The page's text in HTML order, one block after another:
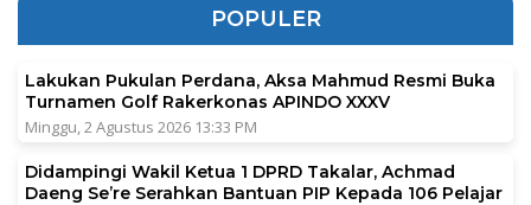
POPULER
Lakukan Pukulan Perdana, Aksa Mahmud Resmi Buka
Turnamen Golf Rakerkonas APINDO XXXV
Minggu, 2 Agustus 2026 13:33 PM
Didampingi Wakil Ketua 1 DPRD Takalar, Achmad
Daeng Se’re Serahkan Bantuan PIP Kepada 106 Pelajar